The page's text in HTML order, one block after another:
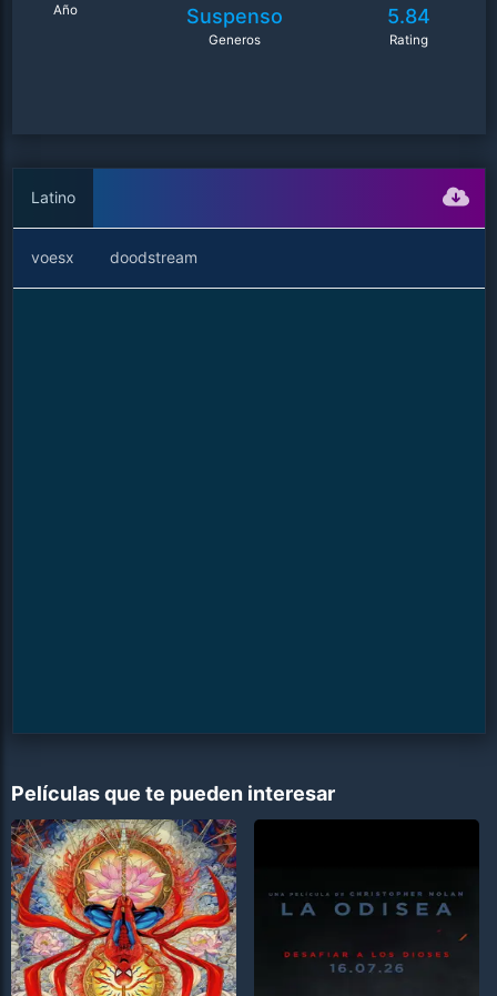
Año Suspenso
Generos
5.84
Rating
Latino
voesx doodstream
Películas que te pueden interesar